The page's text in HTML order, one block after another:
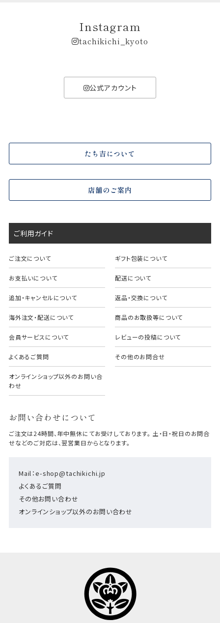
Instagram
tachikichi_kyoto
公式アカウント
たち吉について
店舗のご案内
ご利用ガイド
ご注文について ギフト包装について
お支払いについて 配送について
追加・キャンセルについて 返品・交換について
海外注文・配送について 商品のお取扱等について
会員サービスについて レビューの投稿について
よくあるご質問 その他のお問合せ
オンラインショップ以外のお問い合
わせ
お問い合わせについて
Mail：e-shop@tachikichi.jp
よくあるご質問
その他お問い合わせ
オンラインショップ以外のお問い合わせ
ご注文は24時間、年中無休にてお受けしております。 土・日・祝日のお問合
せなどのご対応は、翌営業日からとなります。